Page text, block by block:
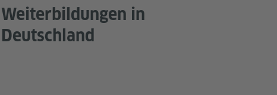
Weiterbildungen in
Deutschland